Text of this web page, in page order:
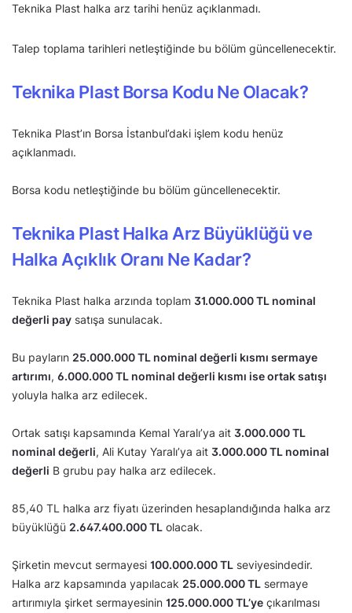
Teknika Plast halka arz tarihi henüz açıklanmadı.
Talep toplama tarihleri netleştiğinde bu bölüm güncellenecektir.
Teknika Plast Borsa Kodu Ne Olacak?
Teknika Plast’ın Borsa İstanbul’daki işlem kodu henüz
açıklanmadı.
Borsa kodu netleştiğinde bu bölüm güncellenecektir.
Teknika Plast Halka Arz Büyüklüğü ve
Halka Açıklık Oranı Ne Kadar?
Teknika Plast halka arzında toplam 31.000.000 TL nominal
değerli pay satışa sunulacak.
Bu payların 25.000.000 TL nominal değerli kısmı sermaye
artırımı, 6.000.000 TL nominal değerli kısmı ise ortak satışı
yoluyla halka arz edilecek.
Ortak satışı kapsamında Kemal Yaralı’ya ait 3.000.000 TL
nominal değerli, Ali Kutay Yaralı’ya ait 3.000.000 TL nominal
değerli B grubu pay halka arz edilecek.
85,40 TL halka arz fiyatı üzerinden hesaplandığında halka arz
büyüklüğü 2.647.400.000 TL olacak.
Şirketin mevcut sermayesi 100.000.000 TL seviyesindedir.
Halka arz kapsamında yapılacak 25.000.000 TL sermaye
artırımıyla şirket sermayesinin 125.000.000 TL’ye çıkarılması